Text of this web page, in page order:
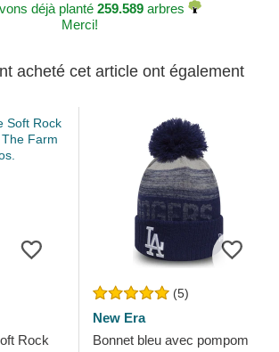
déjà planté 259.589 arbres
Merci!
acheté cet article ont également
Rock
(5)
New Era
Bonnet bleu avec pompom